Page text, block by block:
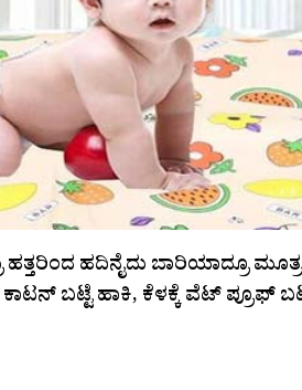
ಹತ್ತರಿಂದ ಹದಿನೈದು ಬಾರಿಯಾದ್ರೂ
ಬಟ್ಟೆ ಹಾಕಿ, ಕೆಳಕ್ಕೆ ವೆಟ್‌ ಪ್ರೂಫ್‌